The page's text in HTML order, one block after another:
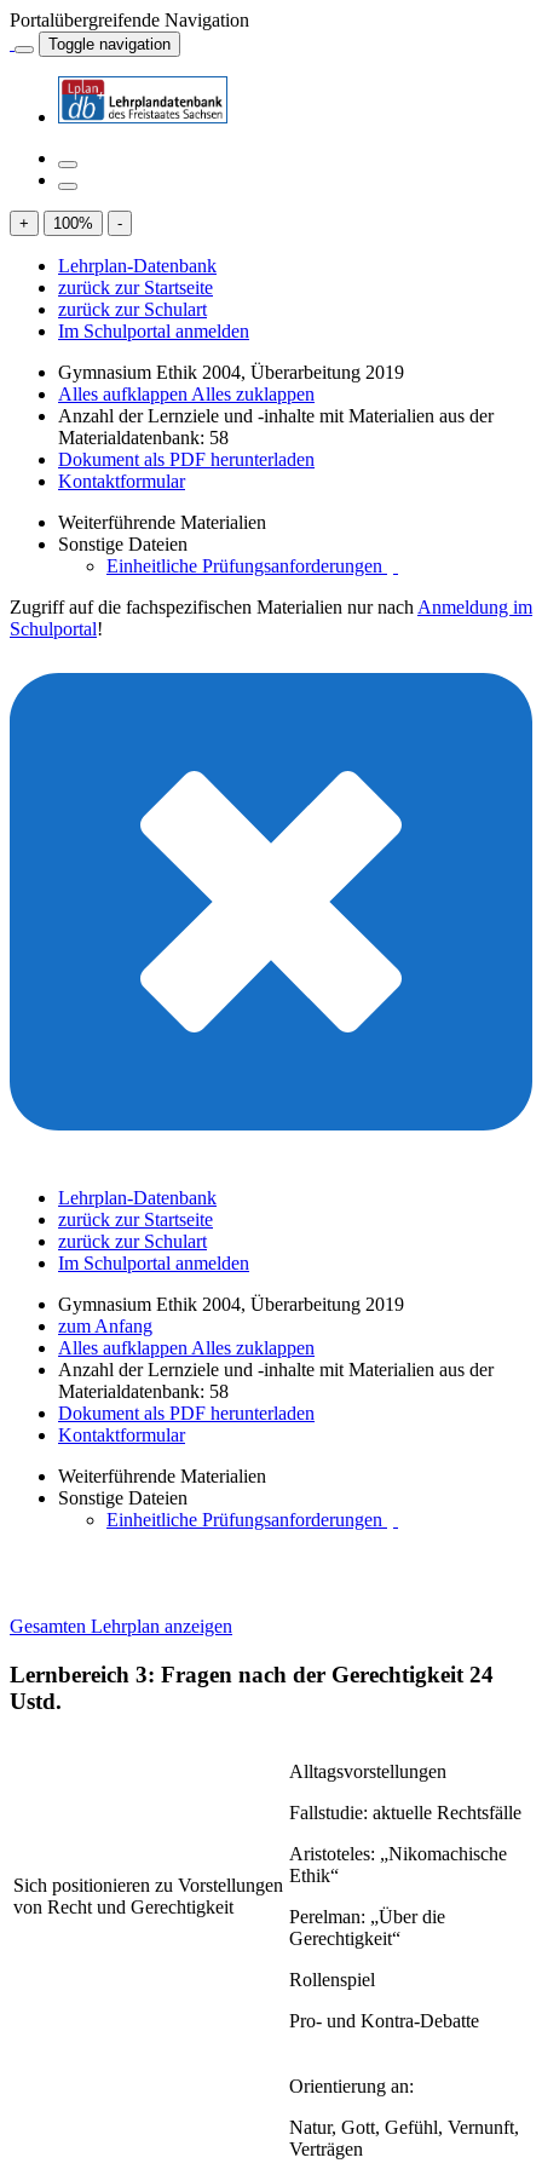
Portalübergreifende Navigation
Toggle navigation
+ 100% -
Lehrplan-Datenbank
zurück zur Startseite
zurück zur Schulart
Im Schulportal anmelden
Gymnasium Ethik 2004, Überarbeitung 2019
Alles aufklappen Alles zuklappen
Anzahl der Lernziele und -inhalte mit Materialien aus der
Materialdatenbank: 58
Dokument als PDF herunterladen
Kontaktformular
Weiterführende Materialien
Sonstige Dateien
Einheitliche Prüfungsanforderungen
Zugriff auf die fachspezifischen Materialien nur nach Anmeldung im
Schulportal!
Lehrplan-Datenbank
zurück zur Startseite
zurück zur Schulart
Im Schulportal anmelden
Gymnasium Ethik 2004, Überarbeitung 2019
zum Anfang
Alles aufklappen Alles zuklappen
Anzahl der Lernziele und -inhalte mit Materialien aus der
Materialdatenbank: 58
Dokument als PDF herunterladen
Kontaktformular
Weiterführende Materialien
Sonstige Dateien
Einheitliche Prüfungsanforderungen
Gesamten Lehrplan anzeigen
Lernbereich 3: Fragen nach der Gerechtigkeit 24
Ustd.
Sich positionieren zu Vorstellungen
von Recht und Gerechtigkeit
Alltagsvorstellungen
Fallstudie: aktuelle Rechtsfälle
Aristoteles: „Nikomachische
Ethik“
Perelman: „Über die
Gerechtigkeit“
Rollenspiel
Pro- und Kontra-Debatte
Orientierung an:
Natur, Gott, Gefühl, Vernunft,
Verträgen